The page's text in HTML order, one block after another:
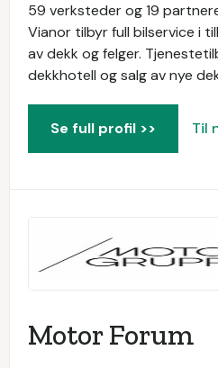
59 verksteder og 19
Vianor tilbyr full bilservice i
av dekk og felger.
dekkhotell og salg av nye
Se full profil >> Til
Motor Forum